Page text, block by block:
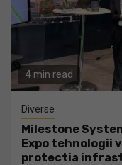
4 min read
Diverse
Milestone
Expo tehnologii
protectia